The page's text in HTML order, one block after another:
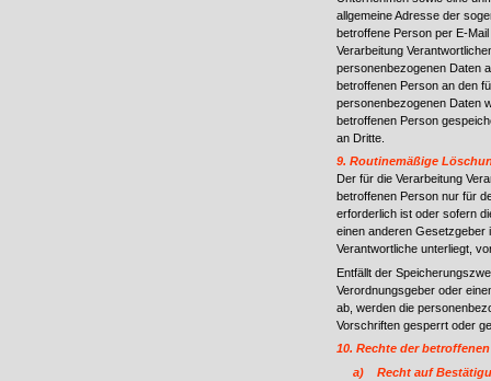
allgemeine Adresse der
betroffene Person per E-
Verarbeitung
personenbezogenen Daten
betroffenen Person an den
personenbezogenen Daten
betroffenen Person
an Dritte.
9. Routinemäßige
Der für die Verarbeitung
betroffenen Person nur für
erforderlich ist oder sofern
einen anderen Gesetzgeber
Verantwortliche unterliegt,
Entfällt der
Verordnungsgeber oder
ab, werden die
Vorschriften gesperrt oder
10. Rechte der
a) Recht auf